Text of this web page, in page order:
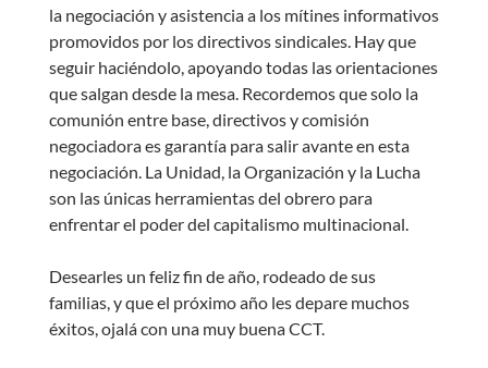
la negociación y asistencia a los mítines informativos
promovidos por los directivos sindicales. Hay que
seguir haciéndolo, apoyando todas las orientaciones
que salgan desde la mesa. Recordemos que solo la
comunión entre base, directivos y comisión
negociadora es garantía para salir avante en esta
negociación. La Unidad, la Organización y la Lucha
son las únicas herramientas del obrero para
enfrentar el poder del capitalismo multinacional.
Desearles un feliz fin de año, rodeado de sus
familias, y que el próximo año les depare muchos
éxitos, ojalá con una muy buena CCT.